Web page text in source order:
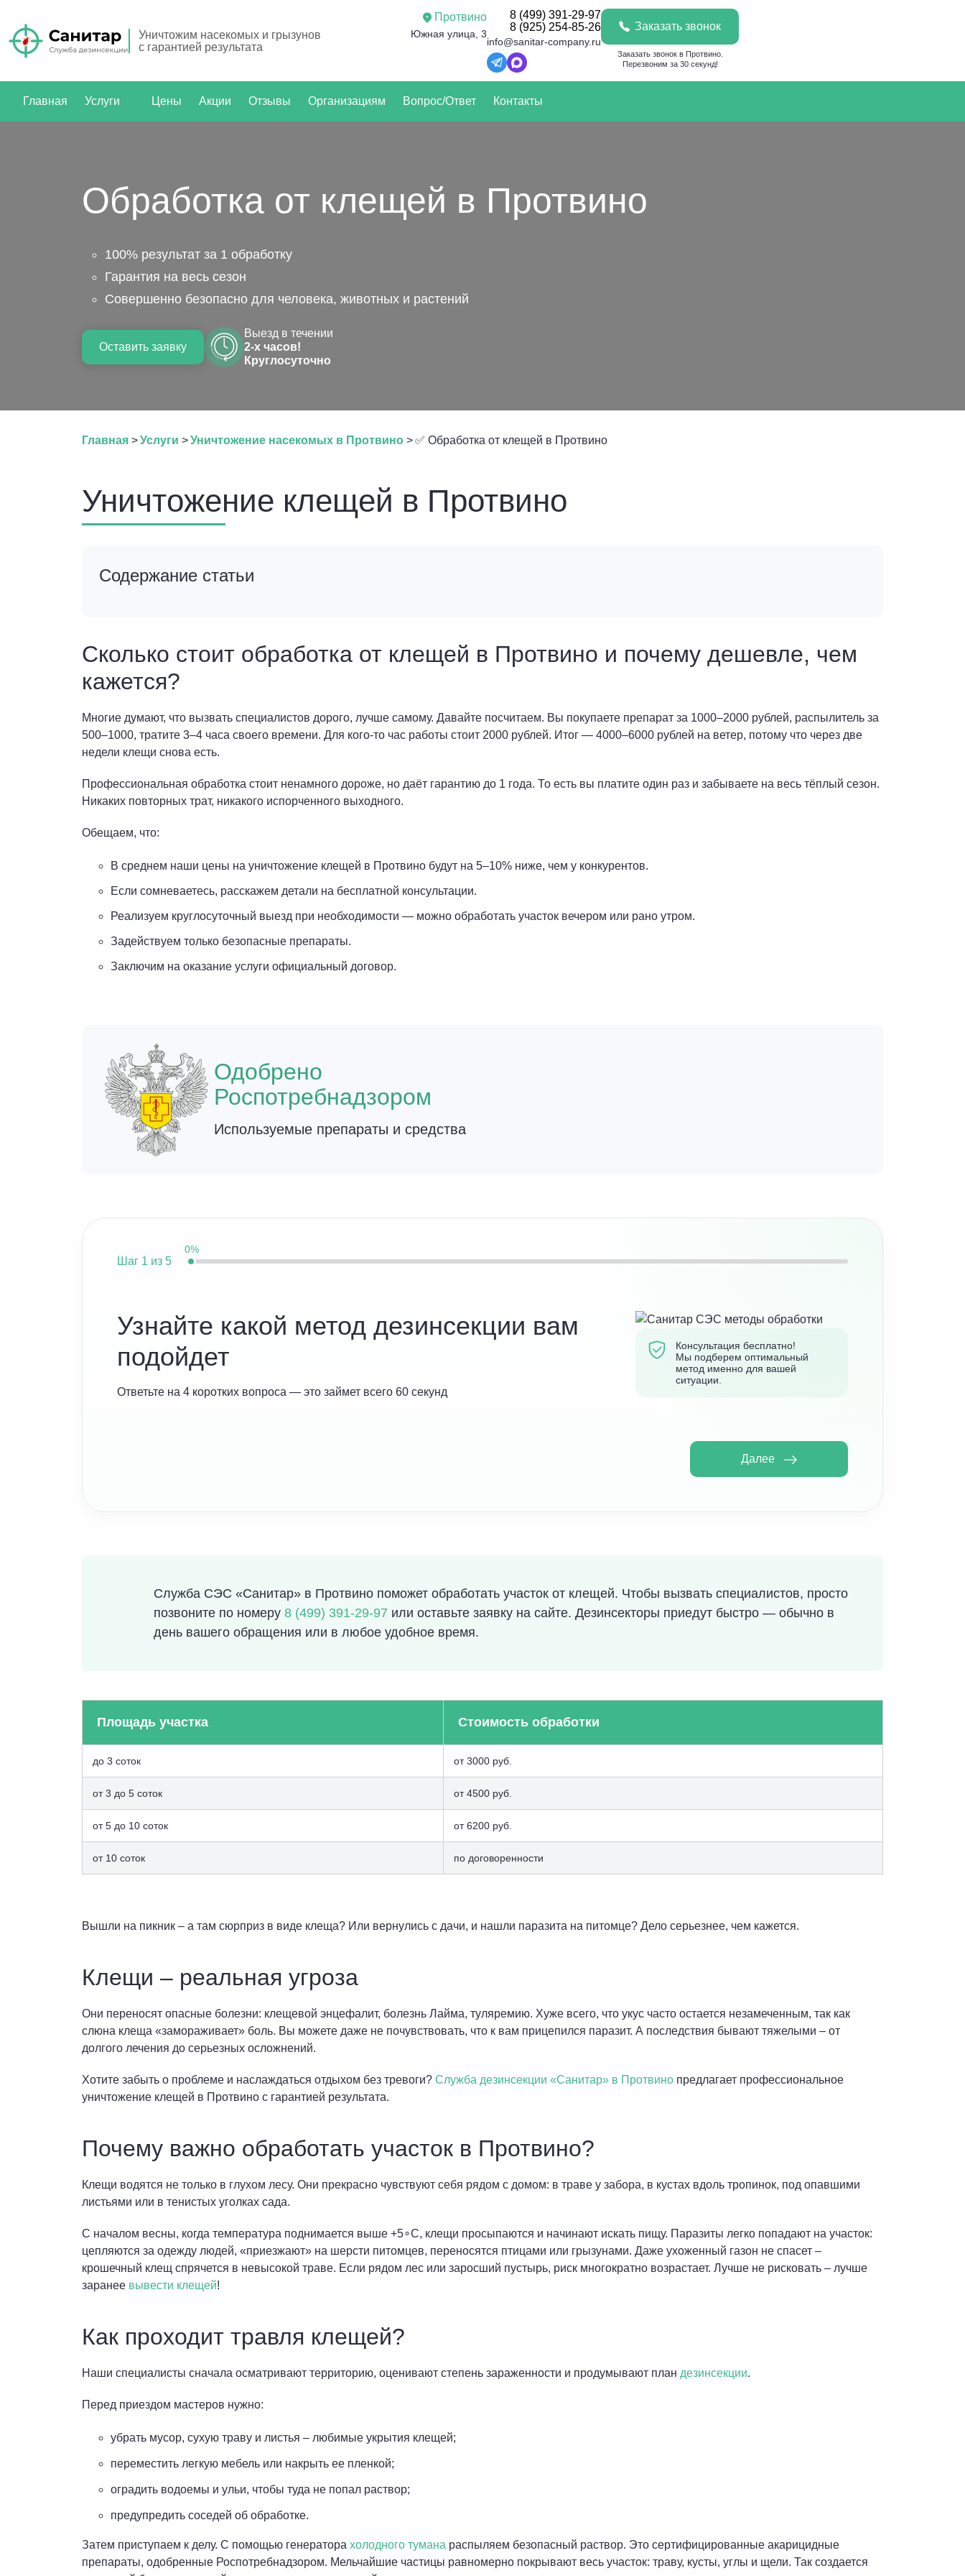
Уничтожим насекомых и грызунов
с гарантией результата
Протвино
Южная улица, 3
8 (499) 391-29-97
8 (925) 254-85-26
info@sanitar-company.ru
Заказать звонок
Заказать звонок в Протвино.
Перезвоним за 30 секунд!
Главная Услуги Цены Акции Отзывы Организациям Вопрос/Ответ Контакты
Обработка от клещей в Протвино
100% результат за 1 обработку
Гарантия на весь сезон
Совершенно безопасно для человека, животных и растений
Оставить заявку
Выезд в течении
2-х часов!
Круглосуточно
Главная >Услуги >Уничтожение насекомых в Протвино >✅ Обработка от клещей в Протвино
Уничтожение клещей в Протвино
Содержание статьи
Сколько стоит обработка от клещей в Протвино и почему дешевле, чем
кажется?
Многие думают, что вызвать специалистов дорого, лучше самому. Давайте посчитаем. Вы покупаете препарат за 1000–2000 рублей, распылитель за
500–1000, тратите 3–4 часа своего времени. Для кого-то час работы стоит 2000 рублей. Итог — 4000–6000 рублей на ветер, потому что через две
недели клещи снова есть.
Профессиональная обработка стоит ненамного дороже, но даёт гарантию до 1 года. То есть вы платите один раз и забываете на весь тёплый сезон.
Никаких повторных трат, никакого испорченного выходного.
Обещаем, что:
В среднем наши цены на уничтожение клещей в Протвино будут на 5–10% ниже, чем у конкурентов.
Если сомневаетесь, расскажем детали на бесплатной консультации.
Реализуем круглосуточный выезд при необходимости — можно обработать участок вечером или рано утром.
Задействуем только безопасные препараты.
Заключим на оказание услуги официальный договор.
Одобрено
Роспотребнадзором
Используемые препараты и средства
Шаг 1 из 5
0%
Узнайте какой метод дезинсекции вам
подойдет
Ответьте на 4 коротких вопроса — это займет всего 60 секунд
Консультация бесплатно!
Мы подберем оптимальный
метод именно для вашей
ситуации.
Далее
Служба СЭС «Санитар» в Протвино поможет обработать участок от клещей. Чтобы вызвать специалистов, просто
позвоните по номеру 8 (499) 391-29-97 или оставьте заявку на сайте. Дезинсекторы приедут быстро — обычно в
день вашего обращения или в любое удобное время.
Площадь участка Стоимость обработки
до 3 соток от 3000 руб.
от 3 до 5 соток от 4500 руб.
от 5 до 10 соток от 6200 руб.
от 10 соток по договоренности
Вышли на пикник – а там сюрприз в виде клеща? Или вернулись с дачи, и нашли паразита на питомце? Дело серьезнее, чем кажется.
Клещи – реальная угроза
Они переносят опасные болезни: клещевой энцефалит, болезнь Лайма, туляремию. Хуже всего, что укус часто остается незамеченным, так как
слюна клеща «замораживает» боль. Вы можете даже не почувствовать, что к вам прицепился паразит. А последствия бывают тяжелыми – от
долгого лечения до серьезных осложнений.
Хотите забыть о проблеме и наслаждаться отдыхом без тревоги? Служба дезинсекции «Санитар» в Протвино предлагает профессиональное
уничтожение клещей в Протвино с гарантией результата.
Почему важно обработать участок в Протвино?
Клещи водятся не только в глухом лесу. Они прекрасно чувствуют себя рядом с домом: в траве у забора, в кустах вдоль тропинок, под опавшими
листьями или в тенистых уголках сада.
С началом весны, когда температура поднимается выше +5∘C, клещи просыпаются и начинают искать пищу. Паразиты легко попадают на участок:
цепляются за одежду людей, «приезжают» на шерсти питомцев, переносятся птицами или грызунами. Даже ухоженный газон не спасет –
крошечный клещ спрячется в невысокой траве. Если рядом лес или заросший пустырь, риск многократно возрастает. Лучше не рисковать – лучше
заранее вывести клещей!
Как проходит травля клещей?
Наши специалисты сначала осматривают территорию, оценивают степень зараженности и продумывают план дезинсекции.
Перед приездом мастеров нужно:
убрать мусор, сухую траву и листья – любимые укрытия клещей;
переместить легкую мебель или накрыть ее пленкой;
оградить водоемы и ульи, чтобы туда не попал раствор;
предупредить соседей об обработке.
Затем приступаем к делу. С помощью генератора холодного тумана распыляем безопасный раствор. Это сертифицированные акарицидные
препараты, одобренные Роспотребнадзором. Мельчайшие частицы равномерно покрывают весь участок: траву, кусты, углы и щели. Так создается